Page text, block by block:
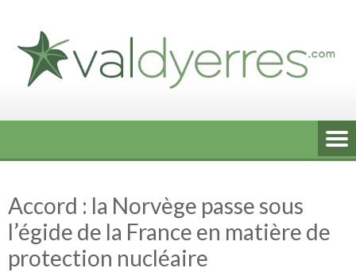
content
Accord : la Norvège passe sous
l’égide de la France en matière de
protection nucléaire